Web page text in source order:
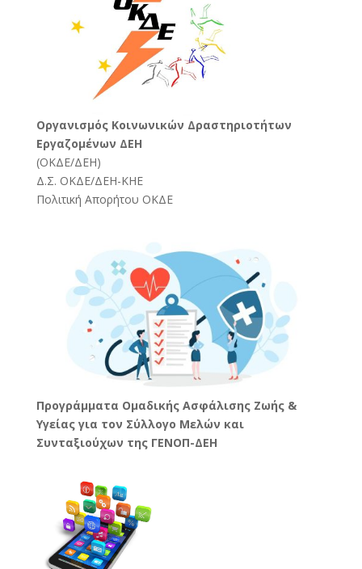
Oργανισμός Κοινωνικών Δραστηριοτήτων
Εργαζομένων ΔΕΗ
(ΟΚΔΕ/ΔΕΗ)
Δ.Σ. ΟΚΔΕ/ΔΕΗ-ΚΗΕ
Πολιτική Απορήτου ΟΚΔΕ
Προγράμματα Ομαδικής Ασφάλισης Ζωής &
Υγείας για τον Σύλλογο Μελών και
Συνταξιούχων της ΓΕΝΟΠ-ΔΕΗ